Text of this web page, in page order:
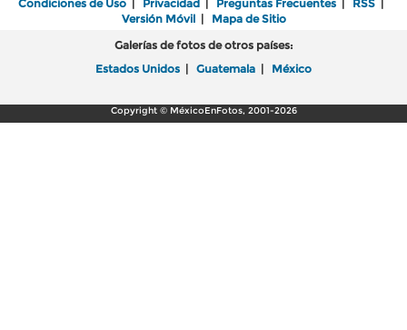
Condiciones de Uso | Privacidad | Preguntas Frecuentes | RSS |
Versión Móvil| Mapa de Sitio
Galerías de fotos de otros países:
Estados Unidos | Guatemala | México
Copyright © MéxicoEnFotos, 2001-2026